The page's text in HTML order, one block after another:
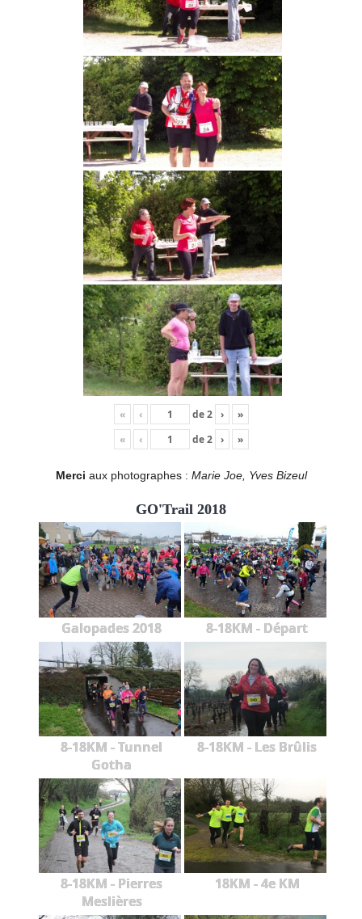
« ‹ de2 ›
»
«
‹ de2 › »
Merci aux photographes : Marie Joe, Yves Bizeul
GO'Trail 2018
Galopades 2018 8-18KM - Départ
8-18KM - Tunnel
Gotha
8-18KM - Les Brûlis
8-18KM - Pierres
Meslières
18KM - 4e KM